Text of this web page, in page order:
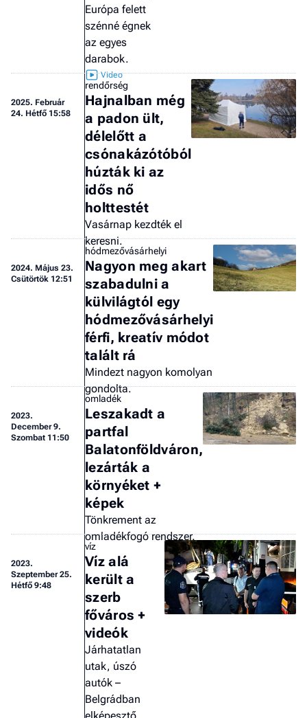
Európa felett
szénné égnek
az egyes
darabok.
2025. Február
24. Hétfő 15:58
rendőrség
Hajnalban még
a padon ült,
délelőtt a
csónakázótóból
húzták ki az
idős nő
holttestét
Vasárnap kezdték el
keresni.
2024. Május 23.
Csütörtök 12:51
hódmezővásárhelyi
Nagyon meg akart
szabadulni a
külvilágtól egy
hódmezővásárhelyi
férfi, kreatív módot
talált rá
Mindezt nagyon komolyan
gondolta.
2023.
December 9.
Szombat 11:50
omladék
Leszakadt a
partfal
Balatonföldváron,
lezárták a
környéket +
képek
Tönkrement az
omladékfogó rendszer.
2023.
Szeptember 25.
Hétfő 9:48
víz
Víz alá
került a
szerb
főváros +
videók
Járhatatlan
utak, úszó
autók –
Belgrádban